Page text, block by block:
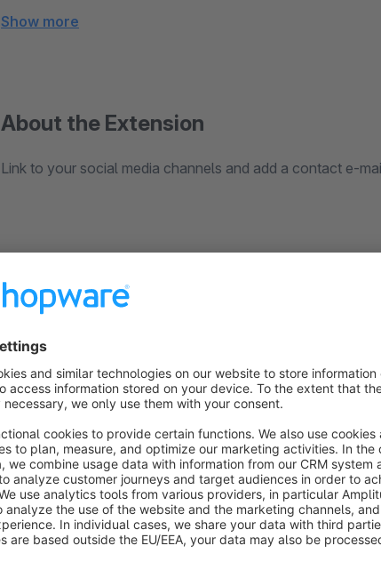
Show more
About the Extension
Link to your social media channels and add a contact e-
If you think Icons are missing or you have any feedback,
Sort by
Super Plugin, Super Team
5.0
Average rating of 5 out of 5 stars
by KS_2017 11 April 2017 14:26
Das Plugin funktionierte von beginn her hervorragend.